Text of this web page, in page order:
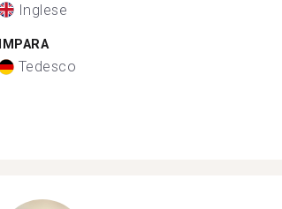
Inglese
IMPARA
Tedesco